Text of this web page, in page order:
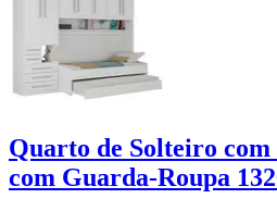
Quarto de Solteiro com
com Guarda-Roupa